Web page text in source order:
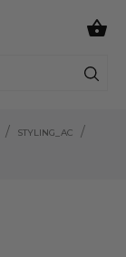

STYLING_AC